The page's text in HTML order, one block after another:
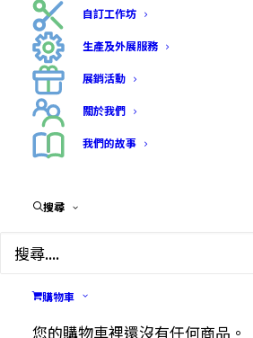
自訂工作坊
生產及外展服務
展銷活動
關於我們
我們的故事
搜尋
購物車
您的購物車裡還沒有任何商品。
貓頭鷹香包 （手
$98.00